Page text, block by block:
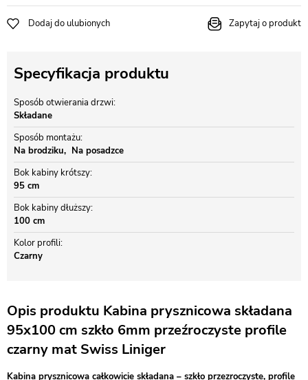
Dodaj do ulubionych Zapytaj o produkt
Specyfikacja produktu
Sposób otwierania drzwi
Składane
Sposób montażu
Na brodziku
Na posadzce
Bok kabiny krótszy
95 cm
Bok kabiny dłuższy
100 cm
Kolor profili
Czarny
Opis produktu Kabina prysznicowa składana
95x100 cm szkło 6mm przeźroczyste profile
czarny mat Swiss Liniger
Kabina prysznicowa całkowicie składana – szkło przezroczyste, profile